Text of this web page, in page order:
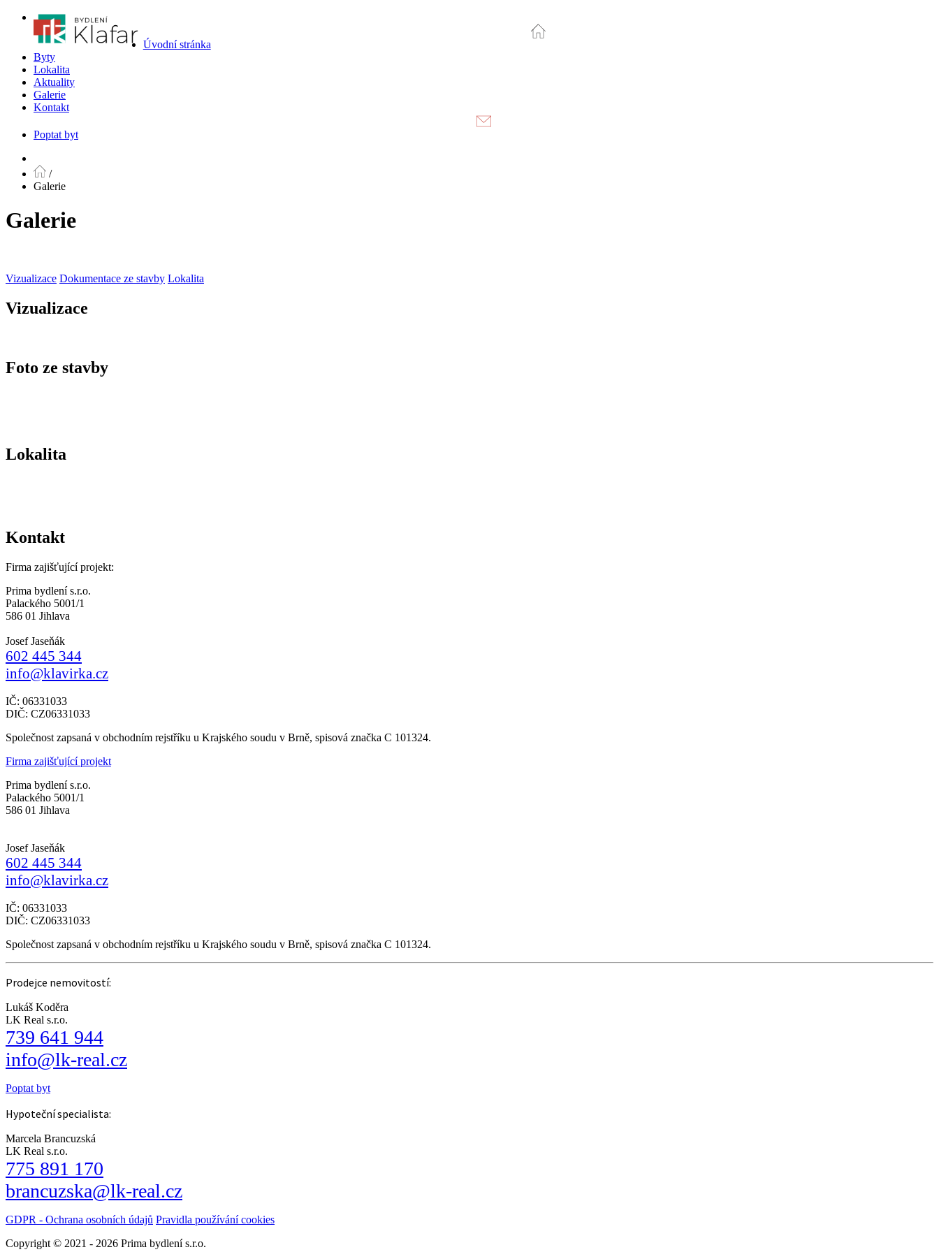
Úvodní stránka
Byty
Lokalita
Aktuality
Galerie
Kontakt
Poptat byt
/
Galerie
Galerie
Vizualizace Dokumentace ze stavby Lokalita
Vizualizace
Foto ze stavby
Lokalita
Kontakt
Firma zajišťující projekt:
Prima bydlení s.r.o.
Palackého 5001/1
586 01 Jihlava
Josef Jaseňák
602 445 344
info@klavirka.cz
IČ: 06331033
DIČ: CZ06331033
Společnost zapsaná v obchodním rejstříku u Krajského soudu v Brně, spisová značka C 101324.
Firma zajišťující projekt
Prima bydlení s.r.o.
Palackého 5001/1
586 01 Jihlava
Josef Jaseňák
602 445 344
info@klavirka.cz
IČ: 06331033
DIČ: CZ06331033
Společnost zapsaná v obchodním rejstříku u Krajského soudu v Brně, spisová značka C 101324.
Prodejce nemovitostí:
Lukáš Koděra
LK Real s.r.o.
739 641 944
info@lk-real.cz
Poptat byt
Hypoteční specialista:
Marcela Brancuzská
LK Real s.r.o.
775 891 170
brancuzska@lk-real.cz
GDPR - Ochrana osobních údajů Pravidla používání cookies
Copyright © 2021 - 2026 Prima bydlení s.r.o.